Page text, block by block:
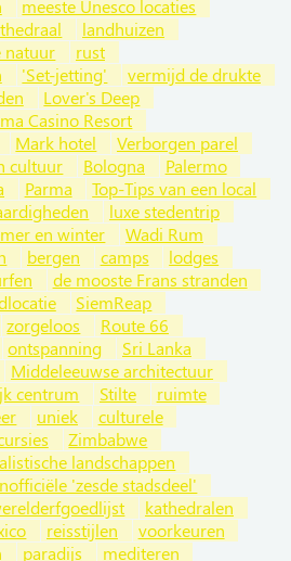
meeste Unesco locaties
landhuizen
natuur
rust
'Set-jetting'
vermijd de drukte
Lover's Deep
Casino Resort
Mark hotel
Verborgen parel
cultuur Bologna
Palermo
Parma
Top-Tips van een local
luxe stedentrip
en winter
Wadi Rum
bergen camps
lodges
de mooste Frans stranden
SiemReap
zorgeloos
Route 66
ontspanning
Sri Lanka
Middeleeuwse architectuur
centrum Stilte
ruimte
uniek
culturele
Zimbabwe
landschappen
'zesde stadsdeel'
kathedralen
reisstijlen
voorkeuren
paradijs
mediteren